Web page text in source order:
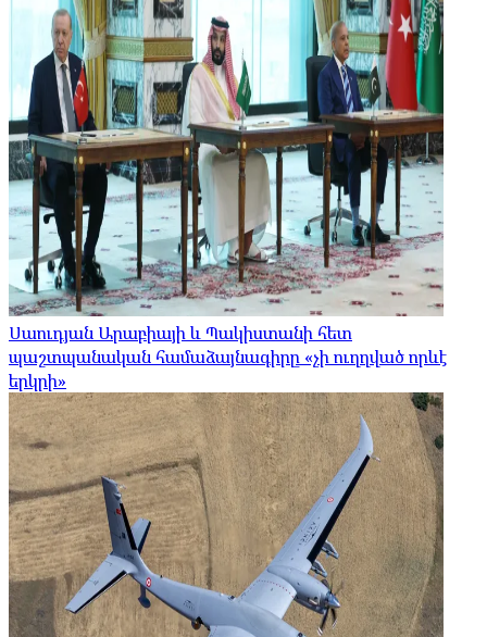
Սաուդյան Արաբիայի և Պակիստանի հետ
պաշտպանական համաձայնագիրը «չի ուղղված որևէ
երկրի»